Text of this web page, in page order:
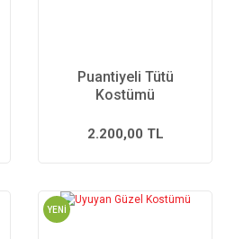
Puantiyeli Tütü
Kostümü
2.200,00 TL
YENİ